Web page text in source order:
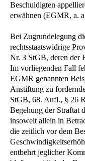
Beschuldigten
erwähnen (EGMR, a.
Bei Zugrundelegung
rechtsstaatswidrige
Nr. 3 StGB, deren der
Im vorliegenden Fall
EGMR genannten
Anstiftung zu
StGB, 68. Aufl., § 26
Begehung der Straftat
insoweit allein in
die zeitlich vor dem
entbehrt jeglicher